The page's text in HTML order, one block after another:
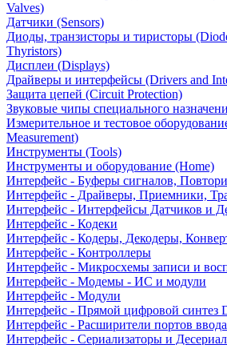
Valves)
Датчики (Sensors)
Диоды, транзисторы и тиристоры
Thyristors)
Дисплеи (Displays)
Драйверы и интерфейсы (Drivers and
Защита цепей (Circuit Protection)
Звуковые чипы специального
Измерительное и тестовое
Measurement)
Инструменты (Tools)
Инструменты и оборудование (Home)
Интерфейс - Буферы сигналов,
Интерфейс - Драйверы, Приемники,
Интерфейс - Интерфейсы Датчиков и
Интерфейс - Кодеки
Интерфейс - Кодеры, Декодеры,
Интерфейс - Контроллеры
Интерфейс - Микросхемы записи и
Интерфейс - Модемы - ИС и модули
Интерфейс - Модули
Интерфейс - Прямой цифровой синтез
Интерфейс - Расширители портов
Интерфейс - Сериализаторы и